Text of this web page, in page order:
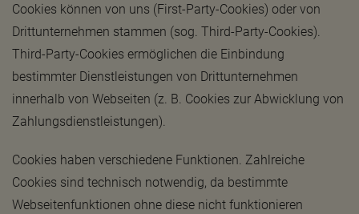
Cookies können von uns (First-Party-Cookies) oder von
Drittunternehmen stammen (sog. Third-Party-Cookies).
Third-Party-Cookies ermöglichen die Einbindung
bestimmter Dienstleistungen von Drittunternehmen
innerhalb von Webseiten (z. B. Cookies zur Abwicklung von
Zahlungsdienstleistungen).
Cookies haben verschiedene Funktionen. Zahlreiche
Cookies sind technisch notwendig, da bestimmte
Webseitenfunktionen ohne diese nicht funktionieren